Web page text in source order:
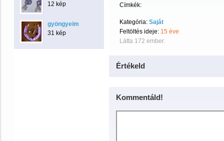
12 kép
gyöngyeim
31 kép
Címkék:
Kategória: Saját
Feltöltés ideje: 15 éve
Látta 172 ember.
Értékeld
Kommentáld!